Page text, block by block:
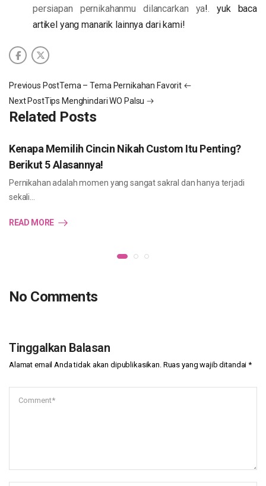
persiapan pernikahanmu dilancarkan ya!. yuk baca
artikel yang manarik lainnya dari kami!
Previous PostTema – Tema Pernikahan Favorit
Next PostTips Menghindari WO Palsu
Related Posts
Kenapa Memilih Cincin Nikah Custom Itu Penting?
Berikut 5 Alasannya!
Pernikahan adalah momen yang sangat sakral dan hanya terjadi
sekali…
READ MORE
No Comments
Tinggalkan Balasan
Alamat email Anda tidak akan dipublikasikan. Ruas yang wajib ditandai*